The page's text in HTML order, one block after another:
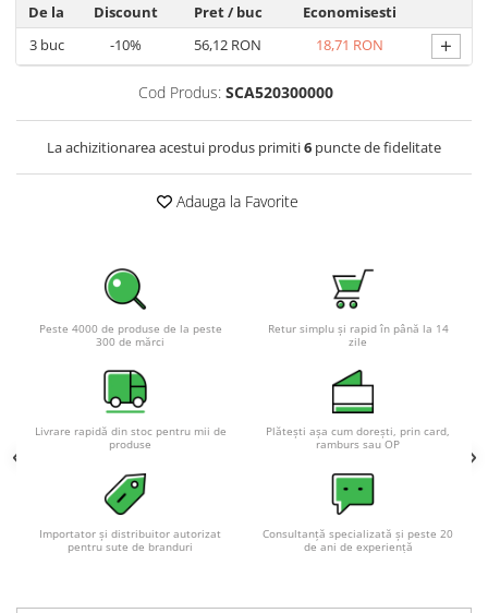
Sisteme de Stocare Comerciale
Sisteme fotovoltaice complete
Sisteme fotovoltaice de putere
mica (rulota/caravan/case de
vacanta)
Sisteme fotovoltaice profesionale
Pachete sisteme fotovoltaice
Statii de incarcare vehicule
Cabluri de incarcare vehicule
Prize de incarcare vehicule
Turbine eoliene pentru casă
Tractiune / LiFePo4
Baterii si acumulatori gel si VRLA
6-12 V
De la
Discount Pret/ buc
Economisesti
3buc -10% 56,12 RON 18,71 RON +
Cod Produs: SCA520300000
La achizitionarea acestui produs primiti6 puncte de fidelitate
Adauga la Favorite
Peste 4000 de produse de la peste
300 de mărci
Retur simplu și rapid în până la 14
zile
Livrare rapidă din stoc pentru mii de
produse
Plătești așa cum dorești, prin card,
ramburs sau OP
Importator și distribuitor autorizat
pentru sute de branduri
Consultanță specializată și peste 20
de ani de experiență